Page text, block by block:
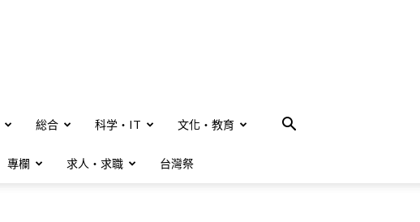
総合 科学・IT 文化・教育
專欄 求人・求職 台灣祭